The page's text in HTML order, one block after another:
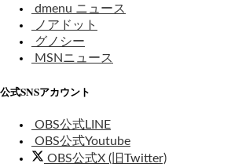
dmenu ニュース
ノアドット
グノシー
MSNニュース
公式SNSアカウント
OBS公式LINE
OBS公式Youtube
OBS公式X (旧Twitter)